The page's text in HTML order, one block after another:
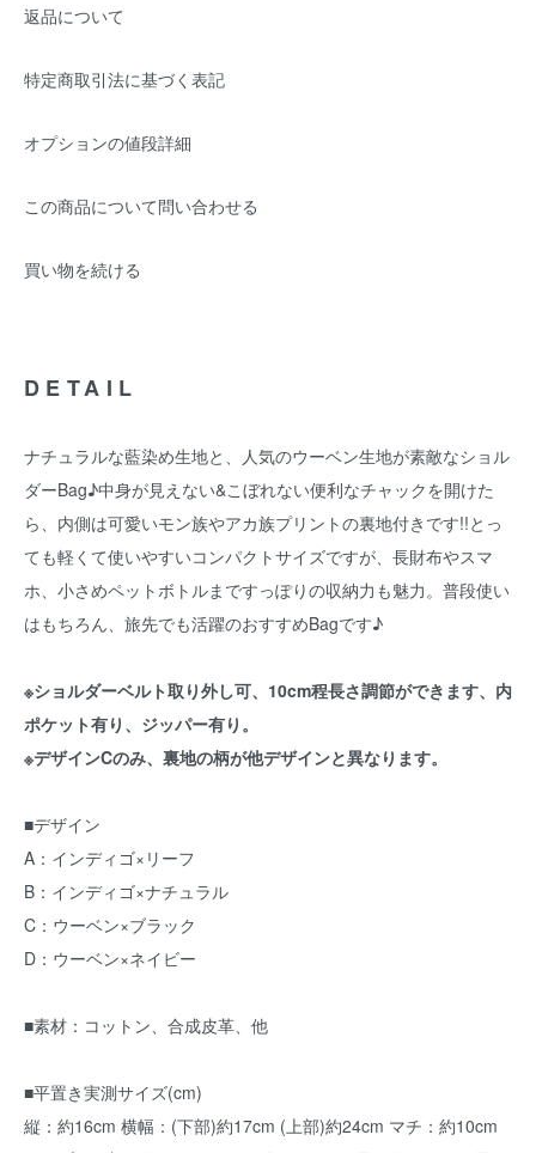
返品について
特定商取引法に基づく表記
オプションの値段詳細
この商品について問い合わせる
買い物を続ける
DETAIL
ナチュラルな藍染め生地と、人気のウーベン生地が素敵なショル
ダーBag♪中身が見えない&こぼれない便利なチャックを開けた
ら、内側は可愛いモン族やアカ族プリントの裏地付きです!!とっ
ても軽くて使いやすいコンパクトサイズですが、長財布やスマ
ホ、小さめペットボトルまですっぽりの収納力も魅力。普段使い
はもちろん、旅先でも活躍のおすすめBagです♪
※ショルダーベルト取り外し可、10cm程長さ調節ができます、内
ポケット有り、ジッパー有り。
※デザインCのみ、裏地の柄が他デザインと異なります。
■デザイン
A：インディゴ×リーフ
B：インディゴ×ナチュラル
C：ウーベン×ブラック
D：ウーベン×ネイビー
■素材：コットン、合成皮革、他
■平置き実測サイズ(cm)
縦：約16cm 横幅：(下部)約17cm (上部)約24cm マチ：約10cm